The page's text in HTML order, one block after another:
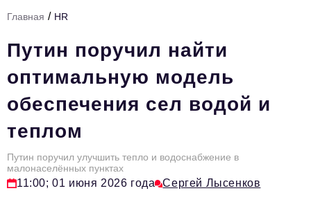
Тема номера
HR
Персона номера
Инфраструктура развития
Технологии и тренды
Туризм
Главная / HR
Путин поручил найти
оптимальную модель
обеспечения сел водой и
теплом
Путин поручил улучшить тепло и водоснабжение в
малонаселённых пунктах
11:00; 01 июня 2026 года Сергей Лысенков